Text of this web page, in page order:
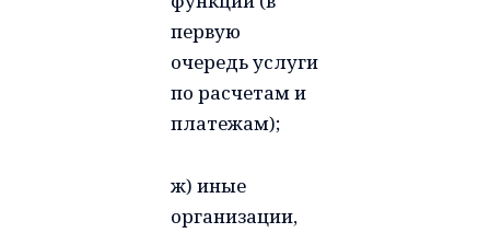
первую
очередь услуги
по расчетам и
платежам);
ж) иные
организации,